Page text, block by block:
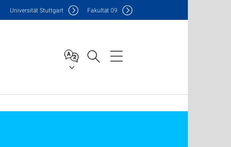
Universität Stuttgart Fakultät09